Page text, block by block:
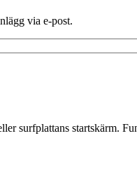
via e-post.
surfplattans startskärm.